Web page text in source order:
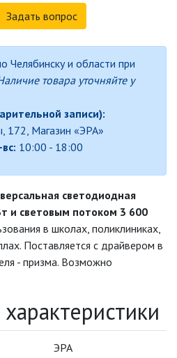
(ФИТОСВЕТИЛЬНИКИ)
ЭЛЕКТРОМОНТАЖА
БАКТЕРИЦИДНЫЕ ЛАМПЫ
ДАТЧИКИ ДВИЖЕНИЯ И
ФОТОРЕЛЕ
ДЕКОРАТИВНЫЕ СВЕТИЛЬНИКИ
ИЗОЛЯЦИОННАЯ ЛЕНТА
ИСТОЧНИКИ СВЕТА
Задать вопрос
Челябинску и области при
товара уточняйте у
записи):
172, Магазин «ЭРА»
10:00 - 18:00
светодиодная
и световым потоком 3 600
в школах, поликлиниках,
Поставляется с драйвером в
- призма. Возможно
ЭРА